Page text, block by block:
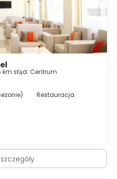
i podziwianie piękna
km stąd: Centrum
Restauracja